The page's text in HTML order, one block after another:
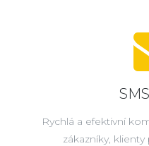
Rychlá a efektivní
zákazníky,